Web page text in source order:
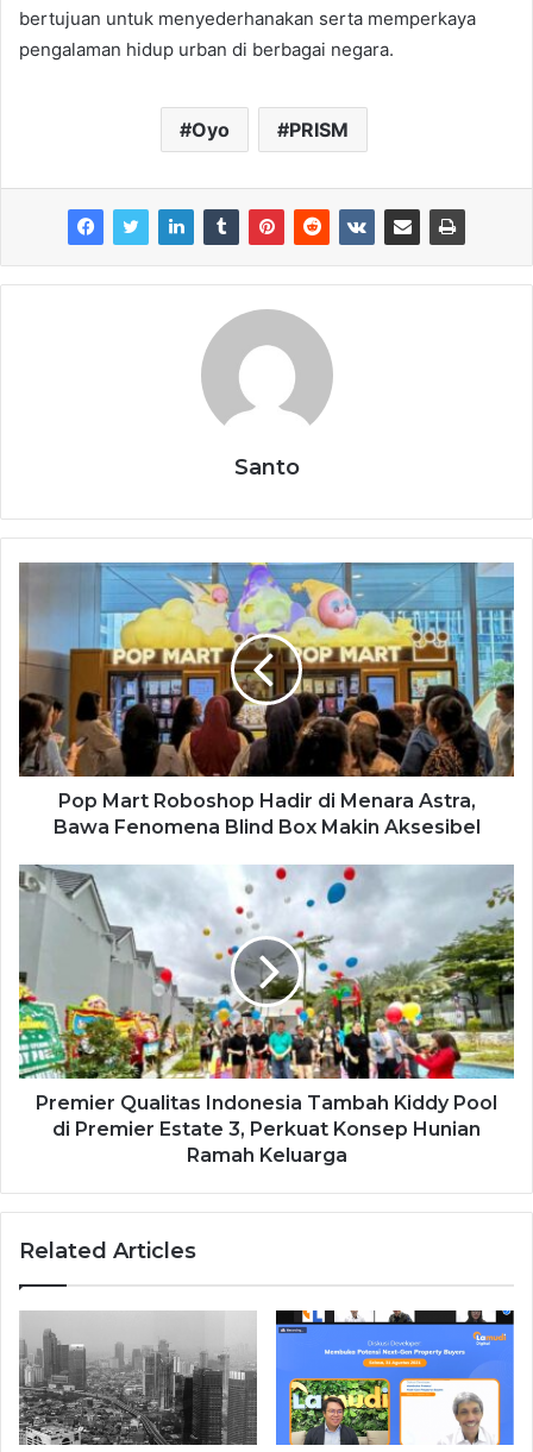
bertujuan untuk menyederhanakan serta memperkaya
pengalaman hidup urban di berbagai negara.
Oyo PRISM
Santo
Pop Mart Roboshop Hadir di Menara Astra,
Bawa Fenomena Blind Box Makin Aksesibel
Premier Qualitas Indonesia Tambah Kiddy Pool
di Premier Estate 3, Perkuat Konsep Hunian
Ramah Keluarga
Related Articles